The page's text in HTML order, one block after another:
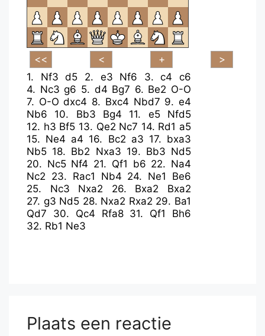
1. Nf3 d5 2. e3 Nf6 3.c4
c6
4. Nc3 g6 5. d4 Bg7 6. Be2 O-O
7. O-O dxc4 8. Bxc4 Nbd7 9.e4
Nb6
10. Bb3 Bg4 11. e5
Nfd5
12. h3 Bf5 13. Qe2 Nc7 14. Rd1 a5
15. Ne4 a4 16. Bc2 a3 17. bxa3
Nb5 18. Bb2 Nxa3 19. Bb3 Nd5
20. Nc5 Nf4 21. Qf1 b6 22. Na4
Nc2 23. Rac1 Nb4 24. Ne1
Be6
25. Nc3 Nxa2 26. Bxa2
Bxa2
27. g3 Nd5 28. Nxa2 Rxa2 29. Ba1
Qd7
30. Qc4 Rfa8 31. Qf1
Bh6
32. Rb1 Ne3
Plaats een reactie